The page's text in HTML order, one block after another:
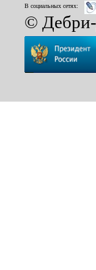
В социальных сетях:
©